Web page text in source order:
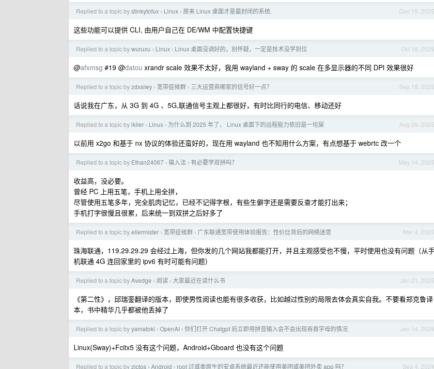
Dec 15, 2025
Replied to a topic bystinkytofux › Linux › 原来 Linux 桌面才是最封闭的系统.
这些功能可以提供 CLI, 由用户自己在 DE/WM 中配置快捷键
Oct 18, 2025
Replied to a topic bywuruxu › Linux › Linux 桌面没调好的，别怀疑，一定是技术没学到位
@afxmsg #19 @datou xrandr scale 效果不太好，我用 wayland + sway 的 scale 在多显示器的不同 DPI 效果很好
Sep 18, 2025
Replied to a topic byzdxslwy › 宽带症候群 › 三大运营商哪家的信号好一点？
话说我在广东，从 3G 到 4G 、5G,联通信号主观上都很好，有时比同行的电信、移动还好
Aug 29, 2025
Replied to a topic byikiler › Linux › 为什么到 2025 年了， Linux 桌面下的远程能力依旧是一坨屎
以前用 x2go 和基于 nx 协议的体验还蛮好的，现在用 wayland 也不知用什么方案，有点想基于 webrtc 改一个
May 14, 2025
Replied to a topic by Ethan24067 › 输入法 › 有必要学双拼吗？
收益高，没必要。
曾经 PC 上用五笔，手机上用全拼，
尽管使用五笔多年，完全肌肉记忆，已经不记得字根，有些生僻字还是需要反查才能打出来；
手机打字很慢且很累，后来统一到双拼之后好多了
Mar 4, 2025
Replied to a topic byellermister › 宽带症候群 › 广东联通宽带使用体验报告：性价比背后的网络迷思
珠海联通，119.29.29.29 会经过上海，但你发的几个网站我都能打开，并且主观感受也不慢，平时使用也没有问题（从
机联通 4G 连回家里的 ipv6 有时可能有问题）
Jan 21, 2025
Replied to a topic byAvedge › 阅读 › 大家最近在读什么书
《第二性》，邱瑞銮翻译的版本，即使男性阅读也能有很多收获，比如越过性别的局限去体会真实自我。不要看郑克鲁译
本，书中精华几乎都被他丢掉了
Jan 14, 2025
Replied to a topic byyamatoki › OpenAI › 你们打开 Chatgpt 后立即用拼音输入会不会出现吞首字母的情况
Linux(Sway)+Fcitx5 没有这个问题，Android+Gboard 也没有这个问题
Sep 4, 2024
Replied to a topic byzictos › Android › root 过或类原生的安卓系统最近还能使用美团或美团外卖 app 吗？